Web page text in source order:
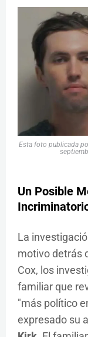
Esta foto publicada
Un Posible
La
motivo detrás
Cox, los
familiar que
"más político
expresado su